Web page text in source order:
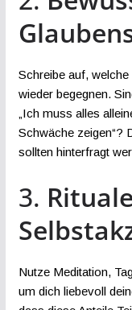
Schreibe auf,
wieder begegnen.
„Ich muss alles
Schwäche zeigen“?
sollten hinterfragt
3.
Nutze Meditation,
um dich liebevoll